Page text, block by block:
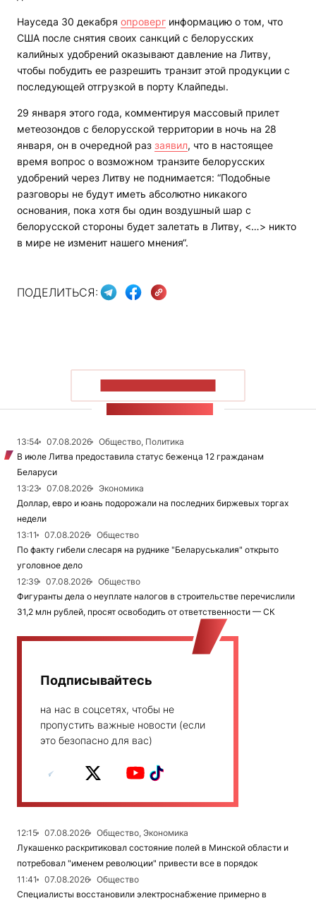
Науседа 30 декабря опроверг информацию о том, что
США после снятия своих санкций с белорусских
калийных удобрений оказывают давление на Литву,
чтобы побудить ее разрешить транзит этой продукции с
последующей отгрузкой в порту Клайпеды.
29 января этого года, комментируя массовый прилет
метеозондов с белорусской территории в ночь на 28
января, он в очередной раз заявил, что в настоящее
время вопрос о возможном транзите белорусских
удобрений через Литву не поднимается: “Подобные
разговоры не будут иметь абсолютно никакого
основания, пока хотя бы один воздушный шар с
белорусской стороны будет залетать в Литву, <…> никто
в мире не изменит нашего мнения“.
ПОДЕЛИТЬСЯ:
13:54 07.08.2026
Общество, Политика
В июле Литва предоставила статус беженца 12 гражданам
Беларуси
13:23
07.08.2026
Экономика
Доллар, евро и юань подорожали на последних биржевых торгах
недели
13:11
07.08.2026
Общество
По факту гибели слесаря на руднике "Беларуськалия" открыто
уголовное дело
12:39
07.08.2026
Общество
Фигуранты дела о неуплате налогов в строительстве перечислили
31,2 млн рублей, просят освободить от ответственности — СК
Подписывайтесь
на нас в соцсетях, чтобы не
пропустить важные новости (если
это безопасно для вас)
12:15 07.08.2026
Общество, Экономика
Лукашенко раскритиковал состояние полей в Минской области и
потребовал "именем революции" привести все в порядок
11:41
07.08.2026
Общество
Специалисты восстановили электроснабжение примерно в